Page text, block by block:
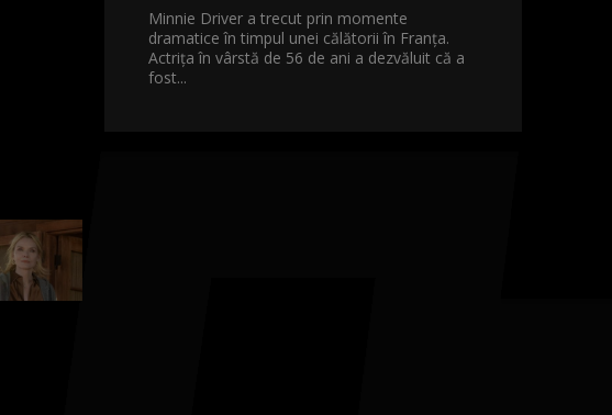
Minnie Driver a trecut prin momente
dramatice în timpul unei călătorii în Franța.
Actrița în vârstă de 56 de ani a dezvăluit că a
fost...